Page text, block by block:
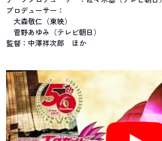
プロデューサー：
大森敬仁（東映）
菅野あゆみ（テレビ朝日）
監督：中澤祥次郎 ほか